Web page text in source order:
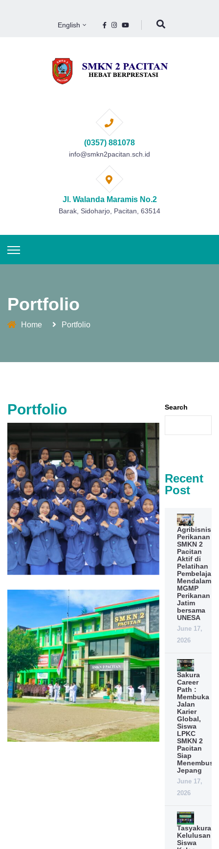
English
(0357) 881078
info@smkn2pacitan.sch.id
Jl. Walanda Maramis No.2
Barak, Sidoharjo, Pacitan, 63514
Portfolio
Home Portfolio
Portfolio Search
Recent
Post
Agribisnis
Perikanan
SMKN 2
Pacitan
Aktif di
Pelatihan
Mendalam
MGMP
Perikanan
Jatim
bersama
UNESA
June 17,
2026
Sakura
Career
Path :
Membuka
Jalan
Karier
Global,
Siswa
LPKC
SMKN 2
Pacitan
Siap
Menembus
Jepang
June 17,
2026
Tasyakuran
Kelulusan
Siswa